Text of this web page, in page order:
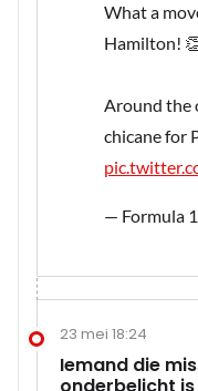
What a
Hamilton!
Around the
chicane for
— Formula
23 mei 18:24
Iemand die